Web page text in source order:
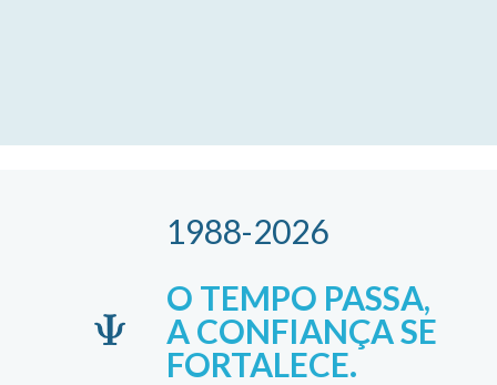
1988-2026
O TEMPO PASSA,
A CONFIANÇA SE
FORTALECE.